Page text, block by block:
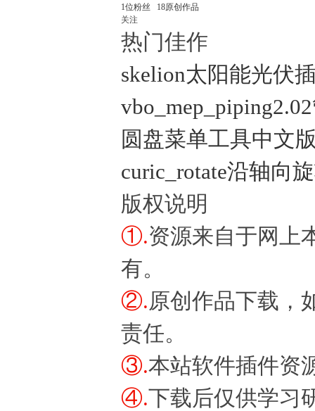
1位粉丝 18原创作品
关注
热门佳作
skelion太阳能光伏
圆盘菜单工具中文
curic_rotate沿轴向
版权说明
①.资源来自于网上
有。
②.原创作品下载，
责任。
③.本站软件插件资
④.下载后仅供学习